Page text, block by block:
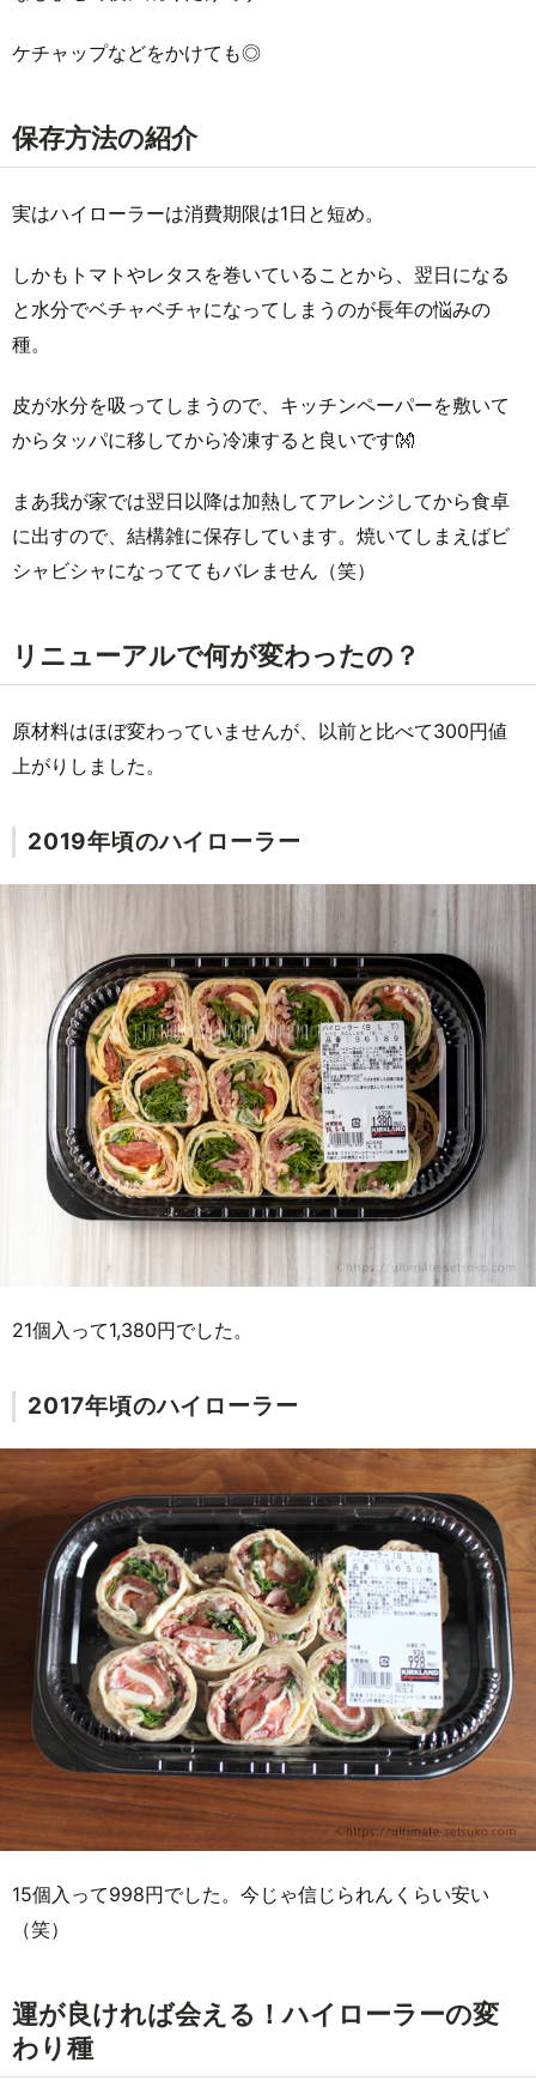
ケチャップなどをかけても◎
保存方法の紹介
実はハイローラーは消費期限は1日と短め。
しかもトマトやレタスを巻いていることから、翌日になる
と水分でベチャベチャになってしまうのが長年の悩みの
種。
皮が水分を吸ってしまうので、キッチンペーパーを敷いて
からタッパに移してから冷凍すると良いです👐
まあ我が家では翌日以降は加熱してアレンジしてから食卓
に出すので、結構雑に保存しています。焼いてしまえばビ
シャビシャになっててもバレません（笑）
リニューアルで何が変わったの？
原材料はほぼ変わっていませんが、以前と比べて300円値
上がりしました。
2019年頃のハイローラー
21個入って1,380円でした。
2017年頃のハイローラー
15個入って998円でした。今じゃ信じられんくらい安い
（笑）
運が良ければ会える！ハイローラーの変
わり種